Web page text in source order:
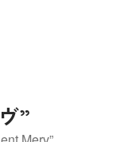
トに登録されて
”